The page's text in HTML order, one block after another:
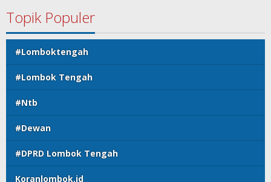
Topik Populer
#Lomboktengah
#Lombok Tengah
#Ntb
#Dewan
#DPRD Lombok Tengah
Koranlombok.id